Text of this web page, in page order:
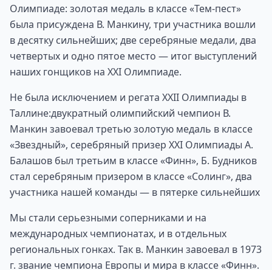
Олимпиаде: золотая медаль в классе «Тем-пест»
была присуждена В. Манкину, три участника вошли
в десятку сильнейших; две серебряные медали, два
четвертых и одно пятое место — итог выступлений
наших гонщиков на XXI Олимпиаде.
Не была исключением и регата XXII Олимпиады в
Таллине:двукратный олимпийский чемпион В.
Манкин завоевал третью золотую медаль в классе
«Звездный», серебряный призер XXI Олимпиады А.
Балашов был третьим в классе «Финн», Б. Будников
стал серебряным призером в классе «Солинг», два
участника нашей команды — в пятерке сильнейших
Мы стали серьезными соперниками и на
международных чемпионатах, и в отдельных
региональных гонках. Так в. Манкин завоевал в 1973
г. звание чемпиона Европы и мира в классе «Финн».